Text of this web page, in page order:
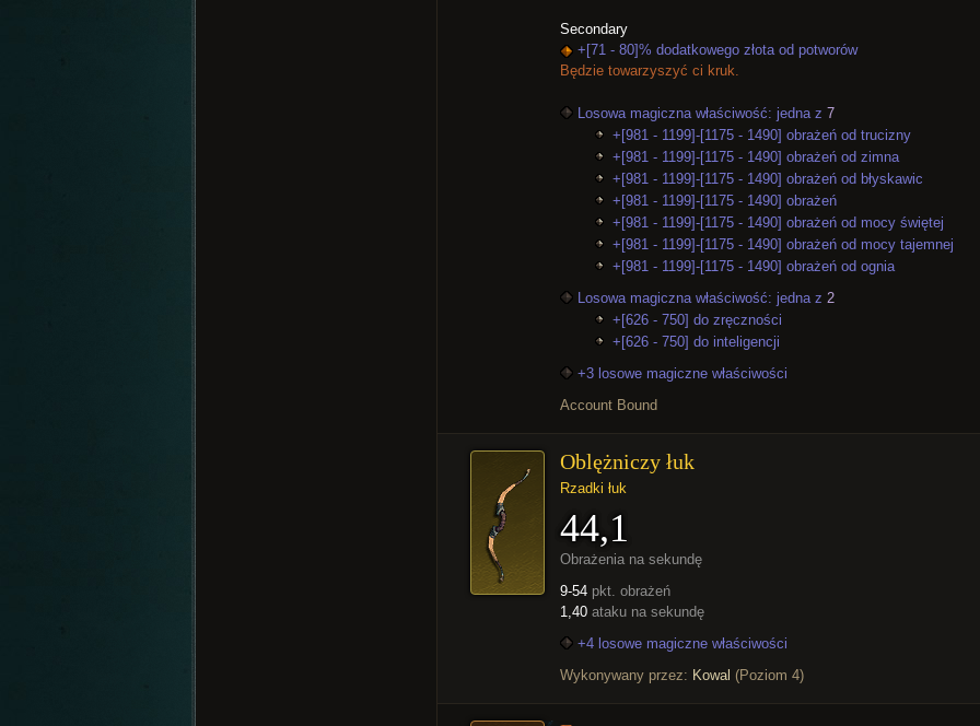
Secondary
+[71 - 80]% dodatkowego złota od potworów
Będzie towarzyszyć ci kruk.
Losowa magiczna właściwość: jedna z 7
+[981 - 1199]-[1175 - 1490] obrażeń od trucizny
+[981 - 1199]-[1175 - 1490] obrażeń od zimna
+[981 - 1199]-[1175 - 1490] obrażeń od błyskawic
+[981 - 1199]-[1175 - 1490] obrażeń
+[981 - 1199]-[1175 - 1490] obrażeń od mocy świętej
+[981 - 1199]-[1175 - 1490] obrażeń od mocy tajemnej
+[981 - 1199]-[1175 - 1490] obrażeń od ognia
Losowa magiczna właściwość: jedna z 2
+[626 - 750] do zręczności
+[626 - 750] do inteligencji
+3 losowe magiczne właściwości
Account Bound
Oblężniczy łuk
Rzadki łuk
44,1
Obrażenia na sekundę
9-54 pkt. obrażeń
1,40 ataku na sekundę
+4 losowe magiczne właściwości
Wykonywany przez: Kowal (Poziom 4)